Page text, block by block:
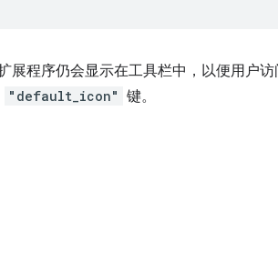
展程序仍会显示在工具栏中，以便用户访
"default_icon" 键。